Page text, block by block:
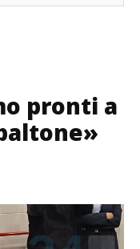
pronti a